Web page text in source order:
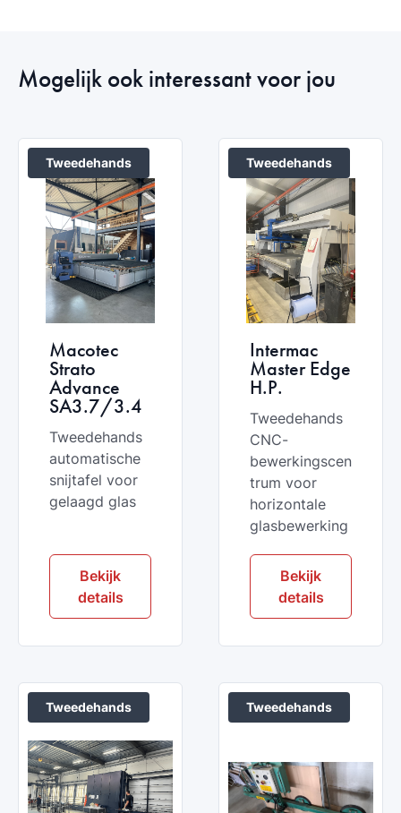
Mogelijk ook interessant voor jou
Tweedehands
Macotec
Strato
Advance
SA3.7/3.4
Tweedehands
automatische
snijtafel voor
gelaagd glas
Bekijk
details
Tweedehands
Intermac
Master Edge
H.P.
Tweedehands
CNC-
bewerkingscen
trum voor
horizontale
glasbewerking
Bekijk
details
Tweedehands Tweedehands